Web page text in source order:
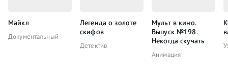
Майкл
Документальный
Легенда о золоте
скифов
Детектив
Мульт в кино.
Выпуск №198.
Некогда скучать
Анимация